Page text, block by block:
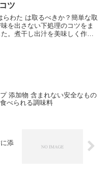
ツ
らわた は取るべきか？簡単な取
を出さない下処理のコツをま
た。煮干し出汁を美味しく作り
添加物 含まれない安全なもの
べられる調味料
添